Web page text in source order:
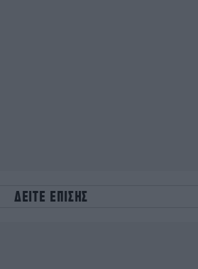
ΔΕΙΤΕ ΕΠΙΣΗΣ